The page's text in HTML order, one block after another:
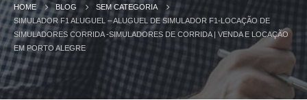
HOME BLOG
SEM CATEGORIA
SIMULADOR F1 ALUGUEL – ALUGUEL DE SIMULADOR F1-LOCAÇÃO DE
SIMULADORES CORRIDA -SIMULADORES DE CORRIDA | VENDA E LOCAÇÃO
EM PORTO ALEGRE